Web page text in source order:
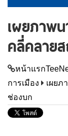
เผยภาพ
คลี่คลาย
หน้าแรก
การเมือง
เผย
ช่องบก